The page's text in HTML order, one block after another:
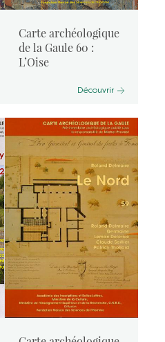
Carte archéologique
de la Gaule 60 :
L’Oise
Découvrir